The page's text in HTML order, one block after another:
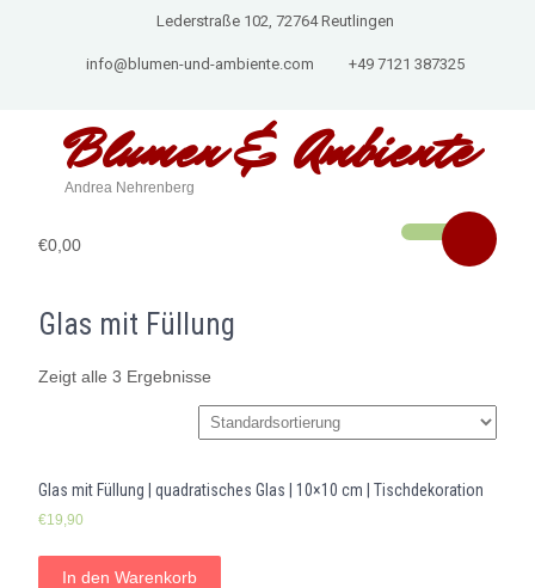
Lederstraße 102, 72764 Reutlingen
info@blumen-und-ambiente.com +49 7121 387325
Blumen & Ambiente
Andrea Nehrenberg
€0,00
Glas mit Füllung
Zeigt alle 3 Ergebnisse
Glas mit Füllung | quadratisches Glas | 10×10 cm | Tischdekoration
€19,90
In den Warenkorb